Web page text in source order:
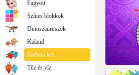
Fagyott
Színes blokkok
Dinoszauruszok
Kaland
Játékok két
Tűz és víz